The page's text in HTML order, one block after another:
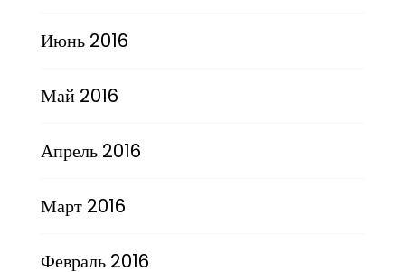
Июнь 2016
Май 2016
Апрель 2016
Март 2016
Февраль 2016